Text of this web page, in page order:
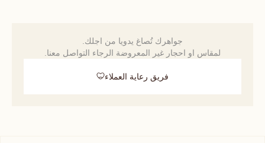
جواهرك تُصاغ يدويا من اجلك.
لمقاس او احجار غير المعروضة الرجاء التواصل معنا.
فريق رعاية العملاء